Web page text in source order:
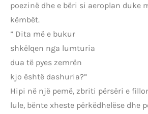
poezinë dhe e bëri si aeroplan duke
këmbët.
” Dita më e bukur
shkëlqen nga lumturia
dua të pyes zemrën
kjo është dashuria?”
Hipi në një pemë, zbriti përsëri e
lule, bënte xheste përkëdhelëse dhe